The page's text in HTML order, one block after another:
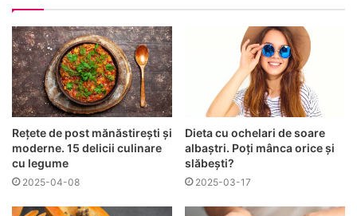
ă
u
Rețete de post mănăstirești și
moderne. 15 delicii culinare
cu legume
2025-04-08
Dieta cu ochelari de soare
albaștri. Poți mânca orice și
slăbești?
2025-03-17